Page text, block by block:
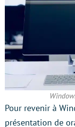
Pour revenir à
présentation de